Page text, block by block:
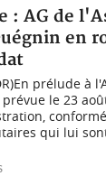
: AG de
en
prélude à
le 23
qui lui